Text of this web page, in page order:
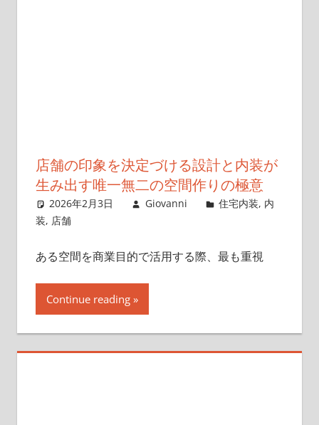
店舗の印象を決定づける設計と内装が
生み出す唯一無二の空間作りの極意
2026年2月3日 Giovanni 住宅内装, 内
装, 店舗
ある空間を商業目的で活用する際、最も重視
Continue reading